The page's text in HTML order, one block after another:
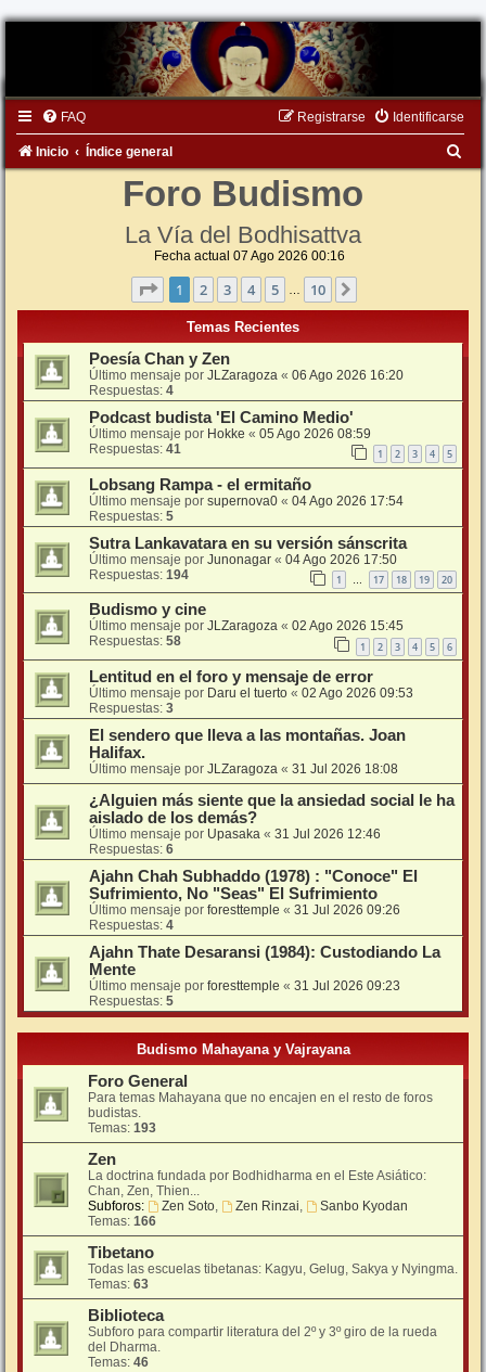
FAQ Identificarse
Registrarse
Inicio Índice general
Foro Budismo
La Vía del Bodhisattva
Fecha actual 07 Ago 2026 00:16
Página de 10
1 2 3 4 5 10
Temas Recientes
Poesía Chan y Zen
Último mensaje por JLZaragoza « 06 Ago 2026 16:20
Respuestas: 4
Podcast budista 'El Camino Medio'
Último mensaje por Hokke « 05 Ago 2026 08:59
Respuestas: 41 1 2 3 4 5
Lobsang Rampa - el ermitaño
Último mensaje por supernova0 « 04 Ago 2026 17:54
Respuestas: 5
Sutra Lankavatara en su versión sánscrita
Último mensaje por Junonagar « 04 Ago 2026 17:50
Respuestas: 194 1 … 17 18 19 20
Budismo y cine
Último mensaje por JLZaragoza « 02 Ago 2026 15:45
Respuestas: 58 1 2 3 4 5 6
Lentitud en el foro y mensaje de error
Último mensaje por Daru el tuerto « 02 Ago 2026 09:53
Respuestas: 3
El sendero que lleva a las montañas. Joan
Halifax.
Último mensaje por JLZaragoza « 31 Jul 2026 18:08
¿Alguien más siente que la ansiedad social le ha
aislado de los demás?
Último mensaje por Upasaka « 31 Jul 2026 12:46
Respuestas: 6
Ajahn Chah Subhaddo (1978) : "Conoce" El
Sufrimiento, No "Seas" El Sufrimiento
Último mensaje por foresttemple « 31 Jul 2026 09:26
Respuestas: 4
Ajahn Thate Desaransi (1984): Custodiando La
Mente
Último mensaje por foresttemple « 31 Jul 2026 09:23
Respuestas: 5
Budismo Mahayana y Vajrayana
Foro General
Para temas Mahayana que no encajen en el resto de foros
budistas.
Temas: 193
Zen
La doctrina fundada por Bodhidharma en el Este Asiático:
Chan, Zen, Thien...
Subforos:
Zen Soto, Zen Rinzai,
Sanbo Kyodan
Temas: 166
Tibetano
Todas las escuelas tibetanas: Kagyu, Gelug, Sakya y Nyingma.
Temas: 63
Biblioteca
Subforo para compartir literatura del 2º y 3º giro de la rueda
del Dharma.
Temas: 46